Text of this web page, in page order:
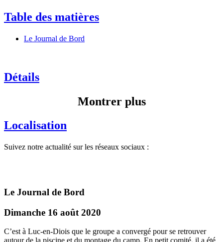
Table des matières
Le Journal de Bord
Détails
Montrer plus
Localisation
Suivez notre actualité sur les réseaux sociaux :
Le Journal de Bord
Dimanche 16 août 2020
C’est à Luc-en-Diois que le groupe a convergé pour se retrouver